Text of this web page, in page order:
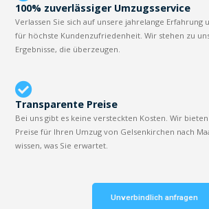
100% zuverlässiger Umzugsservice
Verlassen Sie sich auf unsere jahrelange Erfahrung
für höchste Kundenzufriedenheit. Wir stehen zu
Ergebnisse, die überzeugen.
Transparente Preise
Bei uns gibt es keine versteckten Kosten. Wir
Preise für Ihren Umzug von Gelsenkirchen nach
wissen, was Sie erwartet.
Unverbindlich anfragen